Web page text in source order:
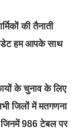
की तैनाती
हम आपके साथ
के चुनाव के लिए
जिलों में मतगणना
जिनमें 986 टेबल पर